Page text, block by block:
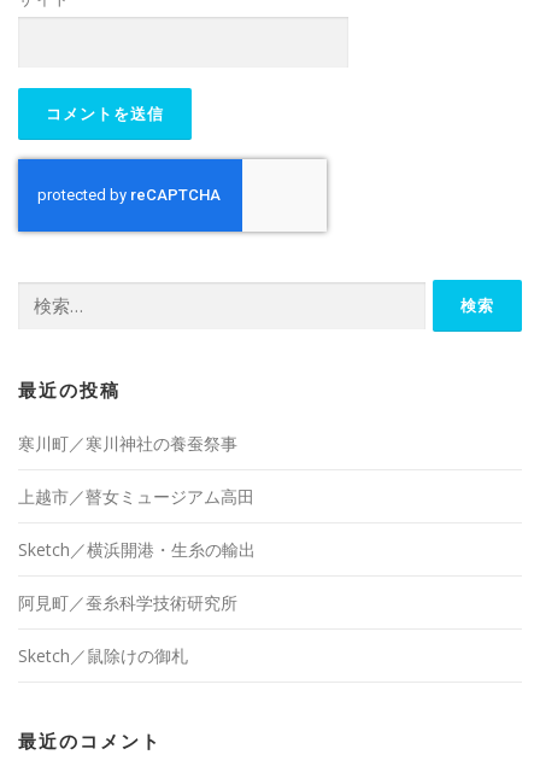
索:
最近の投稿
寒川町／寒川神社の養蚕祭事
上越市／瞽女ミュージアム高田
Sketch／横浜開港・生糸の輸出
阿見町／蚕糸科学技術研究所
Sketch／鼠除けの御札
最近のコメント